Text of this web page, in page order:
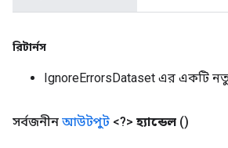
রিটার্নস
IgnoreErrorsDataset এর একটি
সর্বজনীন আউটপুট <?> হ্যান্ডেল ()